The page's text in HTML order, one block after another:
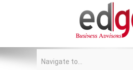
Navigate to...